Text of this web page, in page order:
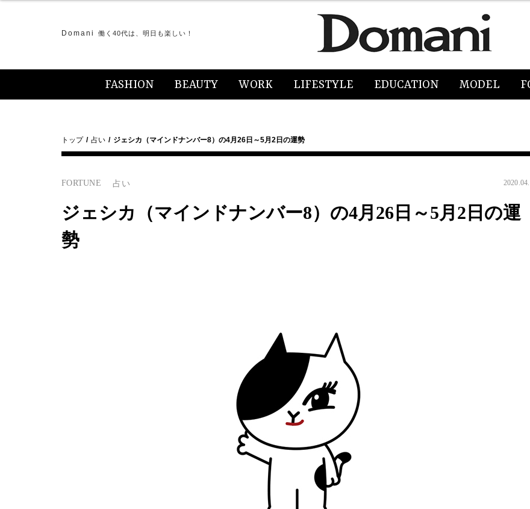
Domani 働く40代は、明日も楽しい！
FASHION BEAUTY WORK LIFESTYLE EDUCATION MODEL
トップ 占い ジェシカ（マインドナンバー8）の4月26日～5月2日の運勢
FORTUNE 占い
ジェシカ（マインドナンバー8）の4月26日～5月2日の運
勢